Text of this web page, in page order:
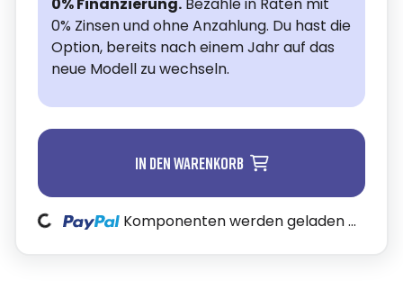
0% Finanzierung. Bezahle in Raten mit
0% Zinsen und ohne Anzahlung. Du hast die
Option, bereits nach einem Jahr auf das
neue Modell zu wechseln.
In den Warenkorb
Loading... Komponenten werden geladen ...